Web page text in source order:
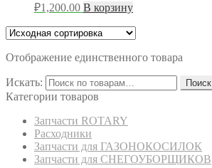
₽1,200.00 В корзину
Отображение единственного товара
Искать: Поиск
Категории товаров
Запчасти ROTARY
Расходники
Запчасти для ГАЗОНОКОСИЛОК
Запчасти для СНЕГОУБОРЩИКОВ